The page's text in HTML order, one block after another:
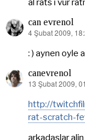
al rats ı vur
can evrenol
dedi
4 Şubat 2009,
: ) aynen oyle
canevrenol
dedi
13 Şubat 2009,
http://
rat-scratch-
arkadaslar